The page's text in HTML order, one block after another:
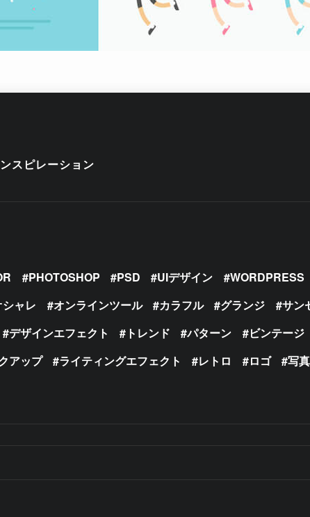
スピレーション
PHOTOSHOP PSD UIデザイン WORDPRESS
シャレ オンラインツール カラフル グランジ サン
デザインエフェクト トレンド パターン ビンテージ
アップ ライティングエフェクト レトロ ロゴ 写